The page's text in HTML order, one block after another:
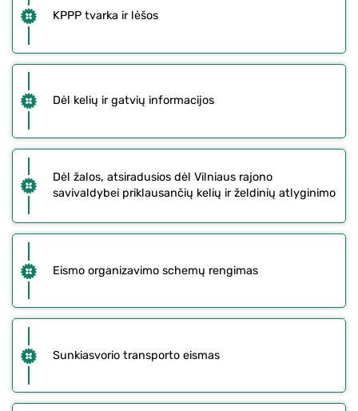
KPPP tvarka ir lėšos
Dėl kelių ir gatvių informacijos
Dėl žalos, atsiradusios dėl Vilniaus rajono
savivaldybei priklausančių kelių ir želdinių atlyginimo
Eismo organizavimo schemų rengimas
Sunkiasvorio transporto eismas